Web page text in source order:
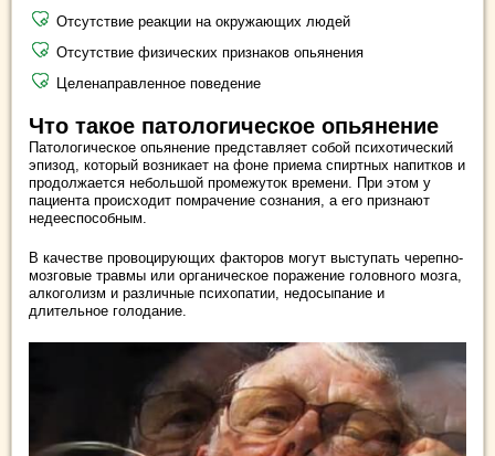
Отсутствие реакции на окружающих людей
Отсутствие физических признаков опьянения
Целенаправленное поведение
Что такое патологическое опьянение
Патологическое опьянение представляет собой психотический
эпизод, который возникает на фоне приема спиртных напитков и
продолжается небольшой промежуток времени. При этом у
пациента происходит помрачение сознания, а его признают
недееспособным.
В качестве провоцирующих факторов могут выступать черепно-
мозговые травмы или органическое поражение головного мозга,
алкоголизм и различные психопатии, недосыпание и
длительное голодание.